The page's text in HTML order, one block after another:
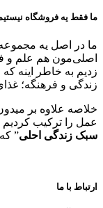
انواع
می
باشد.
گزینه
ها
است
در
صفحه
ما فقط یه فروشگاه
ما در اصل یه
اصلی‌مون هم علم و
زدیم به خاطر اینه
زندگی و فرهنگه؛
خلاصه علاوه بر
عمل را ترکیب
سبک زندگی احلی”
ارتباط با ما